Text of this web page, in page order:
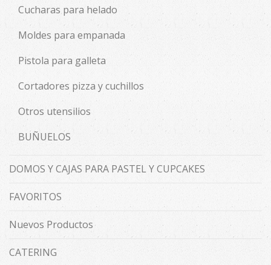
Cucharas para helado
Moldes para empanada
Pistola para galleta
Cortadores pizza y cuchillos
Otros utensilios
BUÑUELOS
DOMOS Y CAJAS PARA PASTEL Y CUPCAKES
FAVORITOS
Nuevos Productos
CATERING